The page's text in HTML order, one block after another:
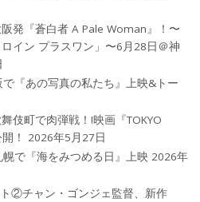
発『蒼白者 A Pale Woman』！〜
イン プラスワン」〜6月28日＠神
で『あの写真の私たち』上映&トー
伎町で肉弾戦！!映画『TOKYO
！
2026年5月27日
幌で『海をみつめる日』上映 2026年
②チャン・ゴンジェ監督、新作